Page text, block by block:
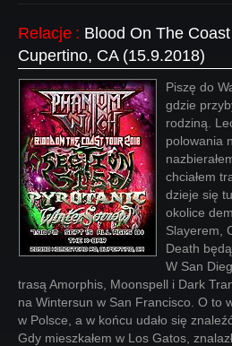
Relacje : Blood On The
Cupertino, CA (15.9.2018)
Piszę do
gdzie
rodziną.
polowania
chciałem
dzieje się
okolice
Slayerem,
Death
W San
trasą Amorphis, Moonspell i Dark
na Wintersun w San Francisco. O to
w Polsce, a w końcu udało się
Gdy mieszkałem w Los Gatos,